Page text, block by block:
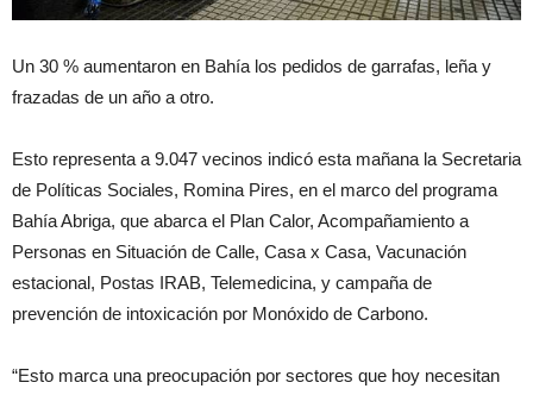
Un 30 % aumentaron en Bahía los pedidos de garrafas, leña y
frazadas de un año a otro.
Esto representa a 9.047 vecinos indicó esta mañana la Secretaria
de Políticas Sociales, Romina Pires, en el marco del programa
Bahía Abriga, que abarca el Plan Calor, Acompañamiento a
Personas en Situación de Calle, Casa x Casa, Vacunación
estacional, Postas IRAB, Telemedicina, y campaña de
prevención de intoxicación por Monóxido de Carbono.
“Esto marca una preocupación por sectores que hoy necesitan